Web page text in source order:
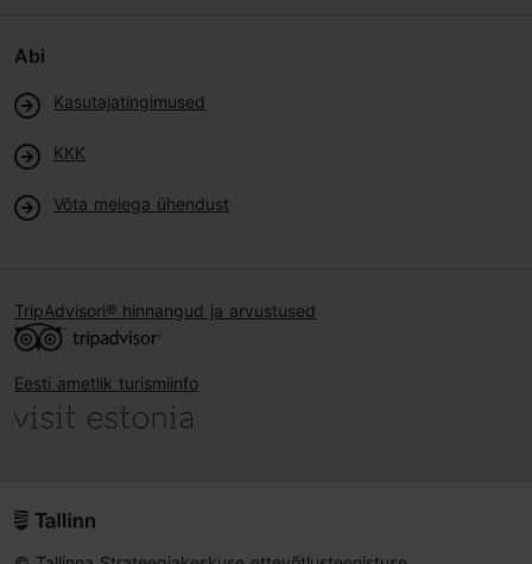
Abi
Kasutajatingimused
KKK
Võta meiega ühendust
TripAdvisori® hinnangud ja arvustused
Eesti ametlik turismiinfo